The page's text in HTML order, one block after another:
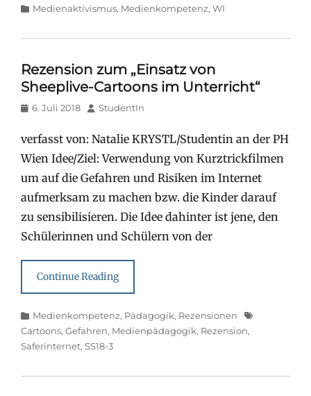
Categories
Medienaktivismus, Medienkompetenz, WI
Rezension zum „Einsatz von
Sheeplive-Cartoons im Unterricht“
Posted
6. Juli 2018 Author
StudentIn
verfasst von: Natalie KRYSTL/Studentin an der PH
Wien Idee/Ziel: Verwendung von Kurztrickfilmen
um auf die Gefahren und Risiken im Internet
aufmerksam zu machen bzw. die Kinder darauf
zu sensibilisieren. Die Idee dahinter ist jene, den
Schülerinnen und Schülern von der
Continue Reading
Categories
Medienkompetenz, Pädagogik, Rezensionen
Tags
Cartoons, Gefahren, Medienpädagogik, Rezension,
Saferinternet, SS18-3